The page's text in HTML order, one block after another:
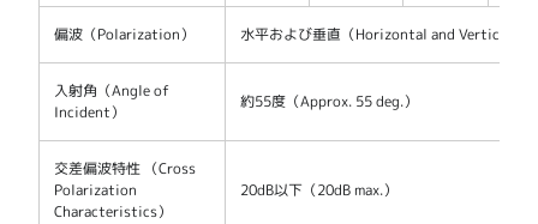
偏波（Polarization） 水平および垂直（Horizontal and Vertical）
入射角（Angle of
Incident）
約55度（Approx. 55 deg.）
交差偏波特性 （Cross
Polarization
Characteristics）
20dB以下（20dB max.）